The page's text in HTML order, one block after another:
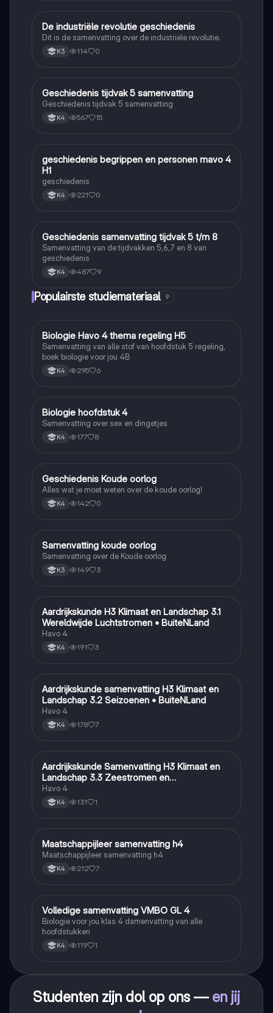
Geschiedenis
De industriële revolutie geschiedenis
Dit is de samenvatting over de industriële revolutie.
K3 114 0
Geschiedenis
Geschiedenis tijdvak 5 samenvatting
Geschiedenis tijdvak 5 samenvatting
K4 567 15
Geschiedenis
geschiedenis begrippen en personen mavo 4
H1
geschiedenis
K4 221 0
Geschiedenis
Geschiedenis samenvatting tijdvak 5 t/m 8
Samenvatting van de tijdvakken 5,6,7 en 8 van
geschiedenis
K4 487 9
Populairste studiemateriaal 9
Biologie
Biologie Havo 4 thema regeling H5
Samenvatting van alle stof van hoofdstuk 5 regeling,
boek biologie voor jou 4B
K4 295 6
Biologie
Biologie hoofdstuk 4
Samenvatting over sex en dingetjes
K4 177 8
Geschiedenis
Geschiedenis Koude oorlog
Alles wat je moet weten over de koude oorlog!
K4 142 0
Geschiedenis
Samenvatting koude oorlog
Samenvatting over de Koude oorlog
K3 149 3
Aardrijkskunde
Aardrijkskunde H3 Klimaat en Landschap 3.1
Wereldwijde Luchtstromen • BuiteNLand
Havo 4
K4 191 3
Aardrijkskunde
Aardrijkskunde samenvatting H3 Klimaat en
Landschap 3.2 Seizoenen • BuiteNLand
Havo 4
K4 178 7
Aardrijkskunde
Aardrijkskunde Samenvatting H3 Klimaat en
Landschap 3.3 Zeestromen en
Klimaatgebieden • BuiteNLand
Havo 4
K4 131 1
Maatschappijleer
Maatschappijleer samenvatting h4
Maatschappijleer samenvatting h4
K4 212 7
Biologie
Volledige samenvatting VMBO GL 4
Biologie voor jou klas 4 damenvatting van alle
hoofdstukken
K4 119 1
Studenten zijn dol op ons — en jij